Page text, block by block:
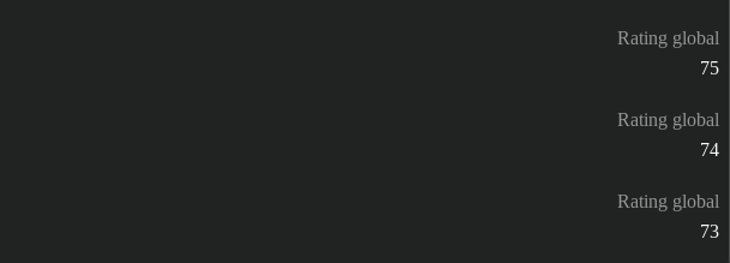
Rating global
75
Rating global
74
Rating global
73